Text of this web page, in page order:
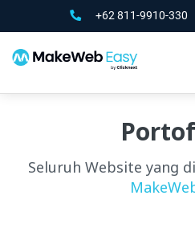
+62 811-9910-330
Seluruh Website yang